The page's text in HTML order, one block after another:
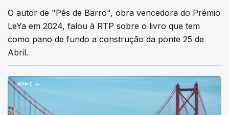
O autor de "Pés de Barro", obra vencedora do Prémio
LeYa em 2024, falou à RTP sobre o livro que tem
como pano de fundo a construção da ponte 25 de
Abril.